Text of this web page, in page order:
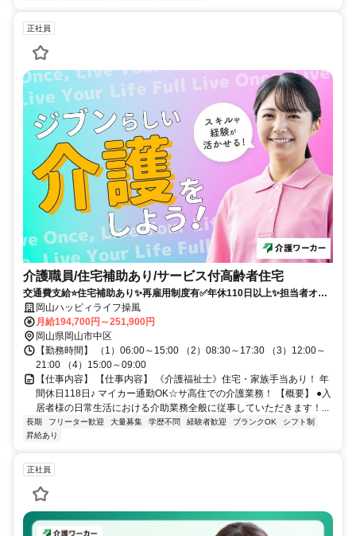
正社員
介護職員/住宅補助あり/サービス付高齢者住宅
交通費支給⭐️住宅補助あり✨再雇用制度有✅️年休110日以上✨担当者オス
スメ⭕️経験者優遇✨車通勤ＯＫ
岡山ハッピィライフ操風
月給194,700円～251,900円
岡山県岡山市中区
【勤務時間】 （1）06:00～15:00 （2）08:30～17:30 （3）12:00～
21:00 （4）15:00～09:00
【仕事内容】 【仕事内容】 《介護福祉士》住宅・家族手当あり！ 年
間休日118日♪ マイカー通勤OK☆サ高住での介護業務！ 【概要】 ●入
居者様の日常生活における介助業務全般に従事していただきます！...
長期 フリーター歓迎 大量募集 学歴不問 経験者歓迎 ブランクOK
シフト制
昇給あり
正社員